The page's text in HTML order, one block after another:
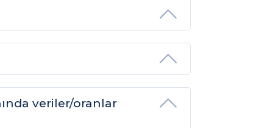
veriler/oranlar